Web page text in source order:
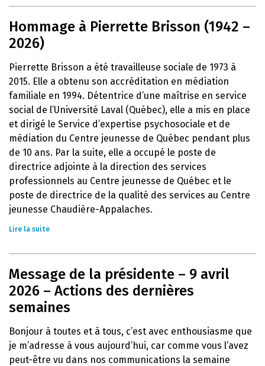
Hommage à Pierrette Brisson (1942 –
2026)
Pierrette Brisson a été travailleuse sociale de 1973 à
2015. Elle a obtenu son accréditation en médiation
familiale en 1994. Détentrice d’une maîtrise en service
social de l’Université Laval (Québec), elle a mis en place
et dirigé le Service d’expertise psychosociale et de
médiation du Centre jeunesse de Québec pendant plus
de 10 ans. Par la suite, elle a occupé le poste de
directrice adjointe à la direction des services
professionnels au Centre jeunesse de Québec et le
poste de directrice de la qualité des services au Centre
jeunesse Chaudière-Appalaches.
Lire la suite
Message de la présidente – 9 avril
2026 – Actions des dernières
semaines
Bonjour à toutes et à tous, c’est avec enthousiasme que
je m’adresse à vous aujourd’hui, car comme vous l’avez
peut-être vu dans nos communications la semaine